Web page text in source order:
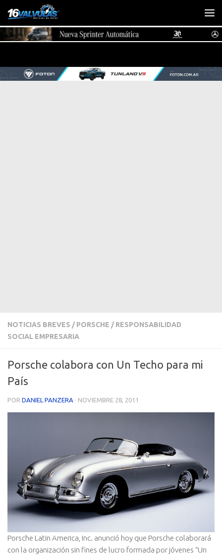
Saltar al contenido
NOTICIAS BREVES / PORSCHE / RESPONSABILIDAD
SOCIAL EMPRESARIA
Porsche colabora con Un Techo para mi
País
POR DANIEL PANZERA · NOVIEMBRE 28, 2011
Porsche Latin America, Inc. anunció hoy que Porsche colaborará
con la organización sin fines de lucro formada por jóvenes “Un